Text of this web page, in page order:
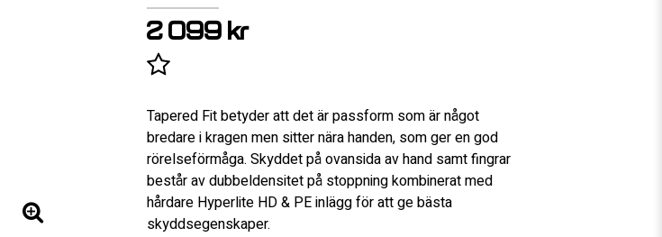
2 099 kr
Lägg till i favoritlistan
Tapered Fit betyder att det är passform som är något
bredare i kragen men sitter nära handen, som ger en god
rörelseförmåga. Skyddet på ovansida av hand samt fingrar
består av dubbeldensitet på stoppning kombinerat med
hårdare Hyperlite HD & PE inlägg för att ge bästa
skyddsegenskaper.